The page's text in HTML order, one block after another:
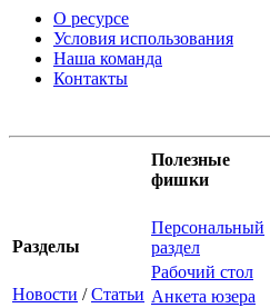
О ресурсе
Условия использования
Наша команда
Контакты
Разделы
Новости /Статьи
Полезные
фишки
Персональный
раздел
Рабочий стол
Анкета юзера